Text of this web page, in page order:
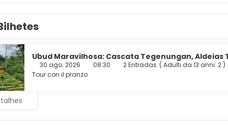
de nossos 70 quartos com smart TVs. A propriedade
As comodidades incluem cofres e garrafas de água
manhã (buffet) disponível diariamente, entre 7h e 10h,
presentes incluem um business center 24 horas,
oferece instalações para eventos, como um centro de
está disponível no local.
Ubud Maravilhosa: Cascata Tegenungan, Aldeias
30 ago. 2026 08:30 2 Entradas ( Adulti da 13 anni: 2 )
Tour con il pranzo